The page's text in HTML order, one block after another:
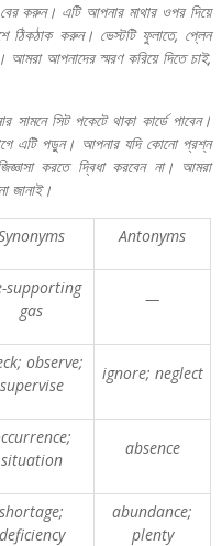
বের করুন। এটি আপনার মাথার ওপর দিয়ে
ঠিকঠাক করুন। ভেস্টটি ফুলাতে, প্লেন
আমরা আপনাদের স্মরণ করিয়ে দিতে চাই,
সামনে সিট পকেটে থাকা কার্ডে পাবেন।
এটি পড়ুন। আপনার যদি কোনো প্রশ্ন
করতে দ্বিধা করবেন না। আমরা
জানাই।
Antonyms
supporting
gas
—
observe;
supervise
ignore; neglect
situation
absence
shortage;
deficiency
abundance;
plenty